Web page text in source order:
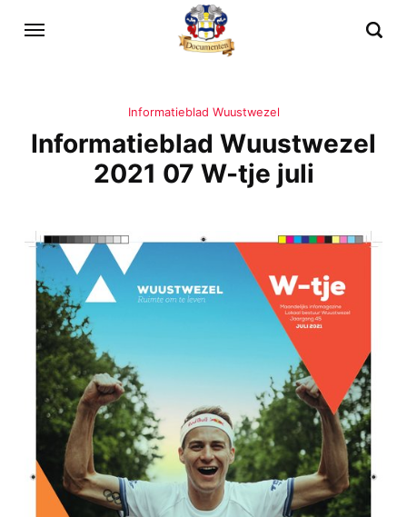
Informatieblad Wuustwezel
Informatieblad Wuustwezel
2021 07 W-tje juli